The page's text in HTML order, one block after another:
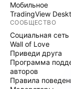
Мобильное
TradingView
СООБЩЕСТВО
Социальная сеть
Wall of Love
Приведи друга
Программа
авторов
Правила